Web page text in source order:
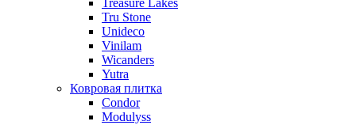
Tru Stone
Unideco
Vinilam
Wicanders
Yutra
Ковровая плитка
Condor
Modulyss